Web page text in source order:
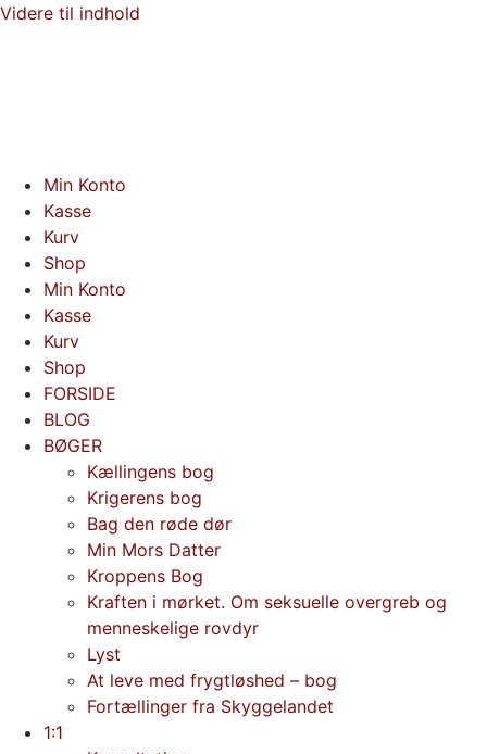
Videre til indhold
Min Konto
Kasse
Kurv
Shop
Min Konto
Kasse
Kurv
Shop
FORSIDE
BLOG
BØGER
Kællingens bog
Krigerens bog
Bag den røde dør
Min Mors Datter
Kroppens Bog
Kraften i mørket. Om seksuelle overgreb og
menneskelige rovdyr
Lyst
At leve med frygtløshed – bog
Fortællinger fra Skyggelandet
1:1